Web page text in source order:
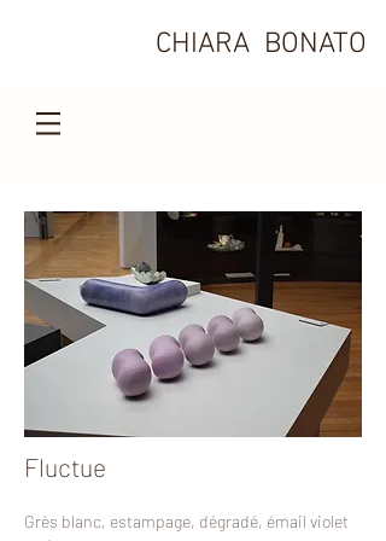
CHIARA BONATO
Fluctue
Grès blanc, estampage, dégradé, émail violet